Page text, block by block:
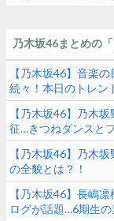
乃木坂46まとめの「
【乃木坂46】音楽
続々！本日のトレン
【乃木坂46】乃木
征…きつねダンスと
【乃木坂46】乃木
の全貌とは？！
【乃木坂46】長嶋
ログが話題…6期生の